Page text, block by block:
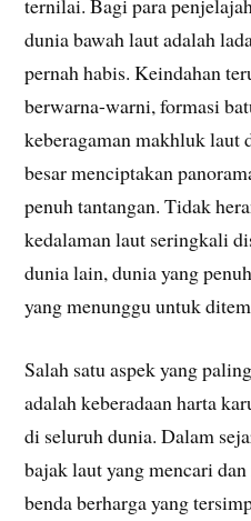
ternilai. Bagi para
dunia bawah laut adalah
pernah habis. Keindahan
berwarna-warni, formasi
keberagaman makhluk laut
besar menciptakan
penuh tantangan. Tidak
kedalaman laut seringkali
dunia lain, dunia yang
yang menunggu untuk
Salah satu aspek yang
adalah keberadaan harta
di seluruh dunia. Dalam
bajak laut yang mencari
benda berharga yang